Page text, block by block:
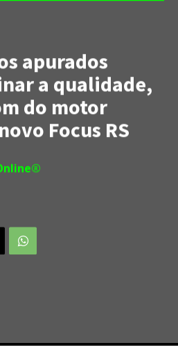
apurados
a qualidade,
do motor
Focus RS